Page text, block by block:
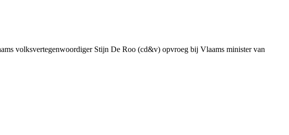
volksvertegenwoordiger Stijn De Roo (cd&v) opvroeg bij Vlaams minister van